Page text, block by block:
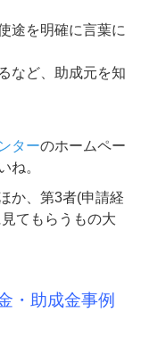
途を明確に言葉に
など、助成元を知
ターのホームペー
ね。
か、第3者(申請経
てもらうもの大
・助成金事例